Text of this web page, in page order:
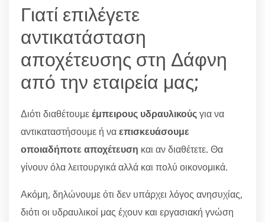
Γιατί επιλέγετε
αντικατάσταση
αποχέτευσης στη Δάφνη
από την εταιρεία μας;
Διότι διαθέτουμεέμπειρους υδραυλικούςγια να
αντικαταστήσουμε ή ναεπισκευάσουμε
οποιαδήποτε αποχέτευση και αν διαθέτετε. Θα
γίνουν όλα λειτουργικά αλλά και πολύ οικονομικά.
Ακόμη, δηλώνουμε ότι δεν υπάρχει λόγος ανησυχίας,
διότι οι υδραυλικοί μας έχουν και εργασιακή γνώση